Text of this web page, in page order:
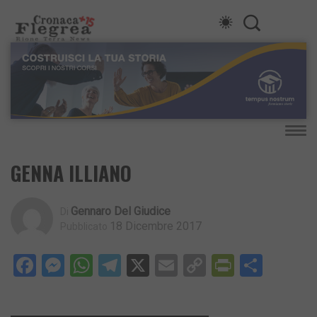
GENNA ILLIANO
Gennaro Del Giudice
18 Dicembre 2017
Facebook
Messenger
WhatsApp
Telegram
X EmailCopy